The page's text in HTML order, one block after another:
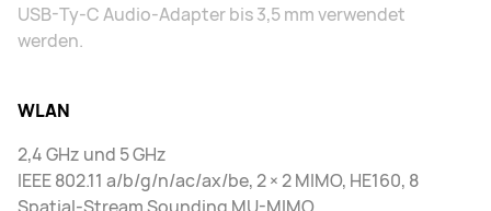
USB-Ty-C Audio-Adapter bis 3,5 mm verwendet
werden.
WLAN
2,4 GHz und 5 GHz
IEEE 802.11 a/b/g/n/ac/ax/be, 2 × 2 MIMO, HE160, 8